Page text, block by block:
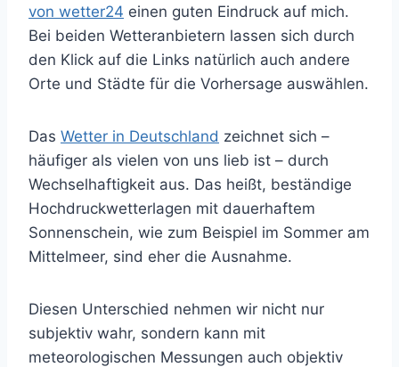
von wetter24 einen guten Eindruck auf mich.
Bei beiden Wetteranbietern lassen sich durch
den Klick auf die Links natürlich auch andere
Orte und Städte für die Vorhersage auswählen.
Das Wetter in Deutschland zeichnet sich –
häufiger als vielen von uns lieb ist – durch
Wechselhaftigkeit aus. Das heißt, beständige
Hochdruckwetterlagen mit dauerhaftem
Sonnenschein, wie zum Beispiel im Sommer am
Mittelmeer, sind eher die Ausnahme.
Diesen Unterschied nehmen wir nicht nur
subjektiv wahr, sondern kann mit
meteorologischen Messungen auch objektiv